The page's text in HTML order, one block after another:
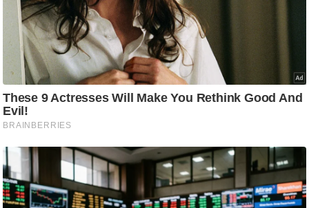
g
N
e
w
s
ला
इ
स्टा
इ
ल